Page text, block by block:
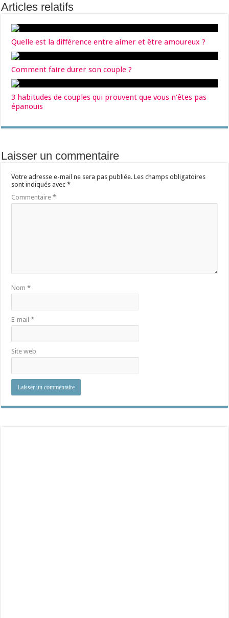
Articles relatifs
Quelle est la différence entre aimer et être amoureux ?
Comment faire durer son couple ?
3 habitudes de couples qui prouvent que vous n’êtes pas
épanouis
Laisser un commentaire
Votre adresse e-mail ne sera pas publiée. Les champs obligatoires
sont indiqués avec*
Commentaire*
Nom*
E-mail*
Site web